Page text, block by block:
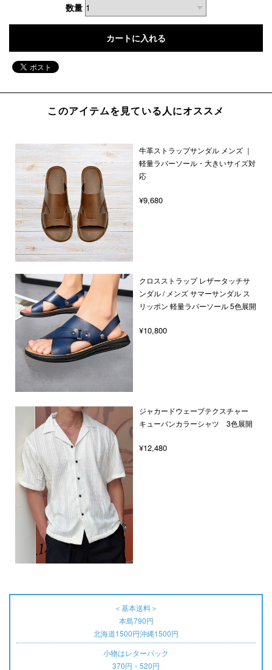
数量
このアイテムを見ている人にオススメ
牛革ストラップサンダル メンズ ｜
軽量ラバーソール・大きいサイズ対
応
¥9,680
クロスストラップ レザータッチサ
ンダル / メンズ サマーサンダル ス
リッポン 軽量ラバーソール 5色展開
¥10,800
ジャカードウェーブテクスチャー
キューバンカラーシャツ 3色展開
¥12,480
＜基本送料＞
本島790円
北海道1500円沖縄1500円
小物はレターパック
370円・520円